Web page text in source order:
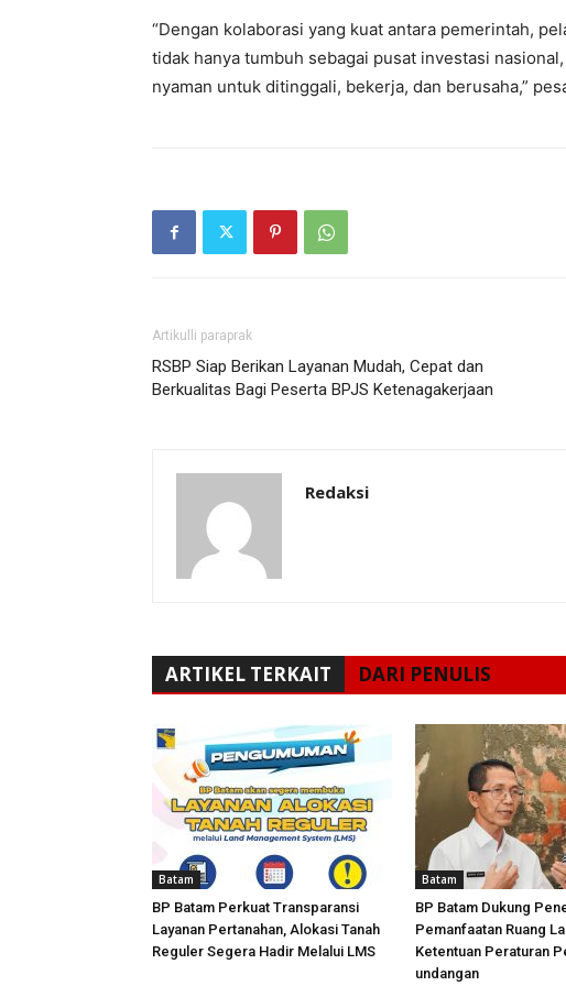
“Dengan kolaborasi yang kuat antara pemerintah,
tidak hanya tumbuh sebagai pusat investasi
nyaman untuk ditinggali, bekerja, dan berusaha,”
Artikulli paraprak
RSBP Siap Berikan Layanan Mudah, Cepat dan
Berkualitas Bagi Peserta BPJS Ketenagakerjaan
Redaksi
ARTIKEL TERKAIT DARI PENULIS
Batam
BP Batam Perkuat Transparansi
Layanan Pertanahan, Alokasi Tanah
Reguler Segera Hadir Melalui LMS
Batam
BP Batam Dukung
Pemanfaatan Ruang
Ketentuan Peraturan
undangan